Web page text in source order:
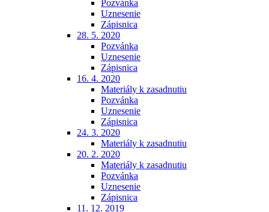
Pozvánka
Uznesenie
Zápisnica
28. 5. 2020
Pozvánka
Uznesenie
Zápisnica
16. 4. 2020
Materiály k zasadnutiu
Pozvánka
Uznesenie
Zápisnica
24. 3. 2020
Materiály k zasadnutiu
20. 2. 2020
Materiály k zasadnutiu
Pozvánka
Uznesenie
Zápisnica
11. 12. 2019